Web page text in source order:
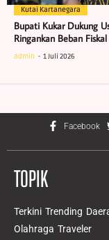
Kutai Kartanegara
Bupati Kukar Dukung
Ringankan Beban
admin 1 Juli 2026
Facebook
TOPIK
Terkini Trending
Olahraga Traveler